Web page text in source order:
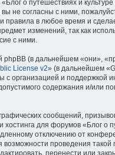
о путешествиях и
не согласны с ними,
правила в любое время и
изменений, так как
с ними.
(в дальнейшем «они»,
License v2» (в дальнейшем
с организацией и поддержкой
содержания и/или
сообщений,
для форумов «Блог о
отключению от
проведения такой
перенести или